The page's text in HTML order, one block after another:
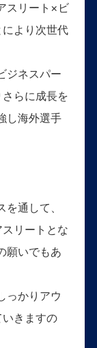
スリート×ビ
より次世代
ジネスパー
らに成長を
し海外選手
通して、
リートとな
願いでもあ
っかりアウ
いきますの